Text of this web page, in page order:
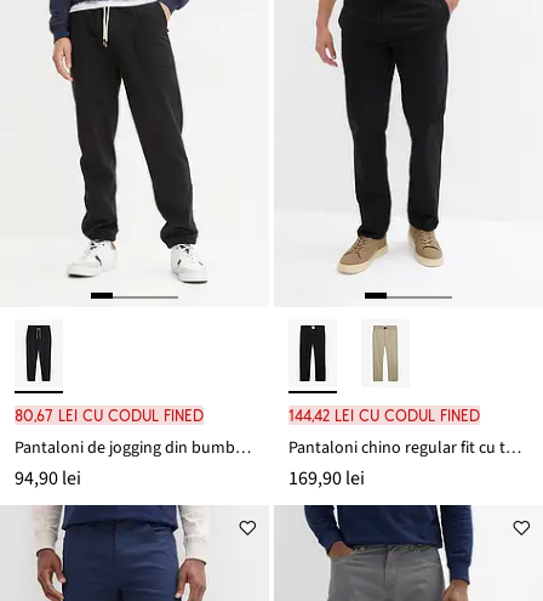
80,67 lei cu codul FINED
Pantaloni de jogging din bumbac organic 100%
94,90 lei
144,42 lei cu codul FINED
Pantaloni chino regular fit cu talie elastică și curea, straight
169,90 lei